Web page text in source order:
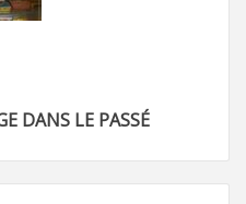
DANS LE PASSÉ